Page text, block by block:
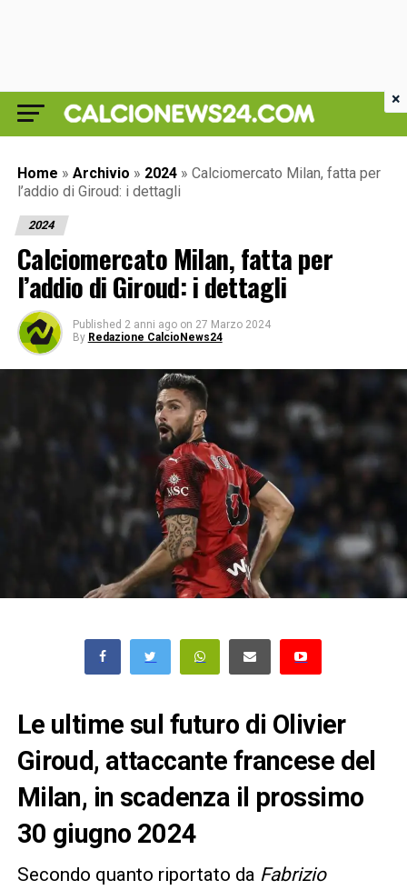
Home » Archivio » 2024 » Calciomercato Milan, fatta per
l’addio di Giroud: i dettagli
2024
Calciomercato Milan, fatta per
l’addio di Giroud: i dettagli
Published 2 anni ago on 27 Marzo 2024
By Redazione CalcioNews24
Le ultime sul futuro di Olivier
Giroud, attaccante francese del
Milan, in scadenza il prossimo
30 giugno 2024
Secondo quanto riportato da Fabrizio
×